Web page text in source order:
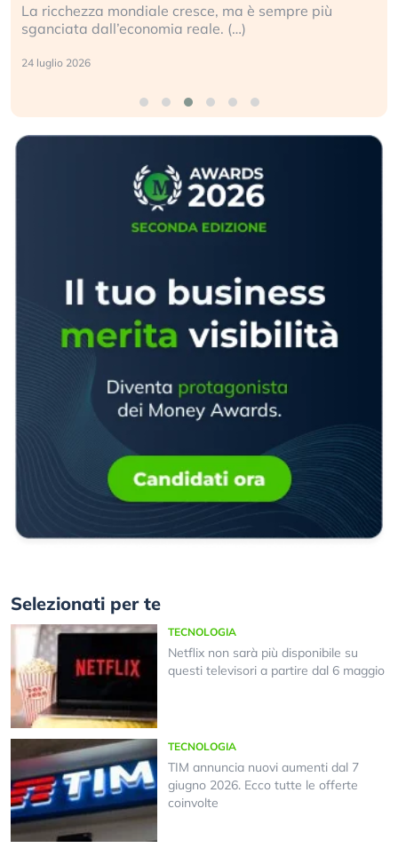
La ricchezza mondiale cresce, ma è sempre più
sganciata dall’economia reale. (…)
24 luglio 2026
Selezionati per te
TECNOLOGIA
Netflix non sarà più disponibile su
questi televisori a partire dal 6 maggio
TECNOLOGIA
TIM annuncia nuovi aumenti dal 7
giugno 2026. Ecco tutte le offerte
coinvolte